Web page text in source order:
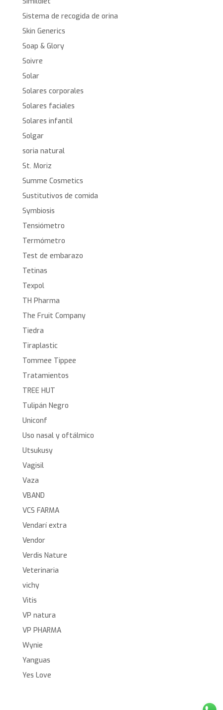
Sistema de recogida de orina
Skin Generics
Soap & Glory
Soivre
Solar
Solares corporales
Solares faciales
Solares infantil
Solgar
soria natural
St. Moriz
Summe Cosmetics
Sustitutivos de comida
Symbiosis
Tensiómetro
Termómetro
Test de embarazo
Tetinas
Texpol
TH Pharma
The Fruit Company
Tiedra
Tiraplastic
Tommee Tippee
Tratamientos
TREE HUT
Tulipán Negro
Uniconf
Uso nasal y oftálmico
Utsukusy
Vagisil
Vaza
VBAND
VCS FARMA
Vendarí extra
Vendor
Verdis Nature
Veterinaria
vichy
Vitis
VP natura
VP PHARMA
Wynie
Yanguas
Yes Love